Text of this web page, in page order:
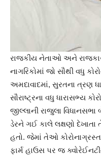
રાજકીય નેતાઓ અને
નાગરિકોમાં જો સૌથી વધુ
અમદાવાદમાં, સુરતના ત્રણ
સૌરાષ્ટ્રના વધુ ધારાસભ્ય
જીલ્લાની રાજુલા
ડેરને ગઈ કાલે લક્ષણો દેખાતા
હતો. જેમાં તેઓ
ફાર્મ હાઉસ પર જ